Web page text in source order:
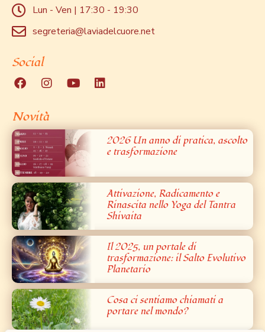
Lun - Ven | 17:30 - 19:30
segreteria@laviadelcuore.net
Social
Novità
2026 Un anno di pratica, ascolto
e trasformazione
Attivazione, Radicamento e
Rinascita nello Yoga del Tantra
Shivaita
Il 2025, un portale di
trasformazione: il Salto Evolutivo
Planetario
Cosa ci sentiamo chiamati a
portare nel mondo?